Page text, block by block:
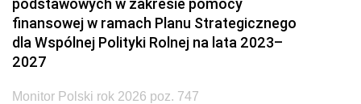
finansowej w ramach Planu Strategicznego
dla Wspólnej Polityki Rolnej na lata 2023–
2027
Monitor Polski rok 2026 poz. 747